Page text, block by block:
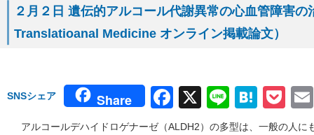
２月２日 遺伝的アルコール代謝異常の心血管障害
Translatioanal Medicine オンライン掲載論文）
SNSシェア Share Facebook
X Line
アルコールデハイドロゲナーゼ（ALDH2）の多型は、一般の人に